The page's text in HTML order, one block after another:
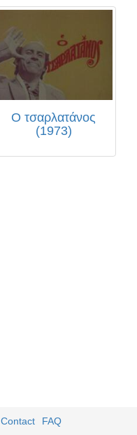
Ο τσαρλατάνος
(1973)
Contact FAQ